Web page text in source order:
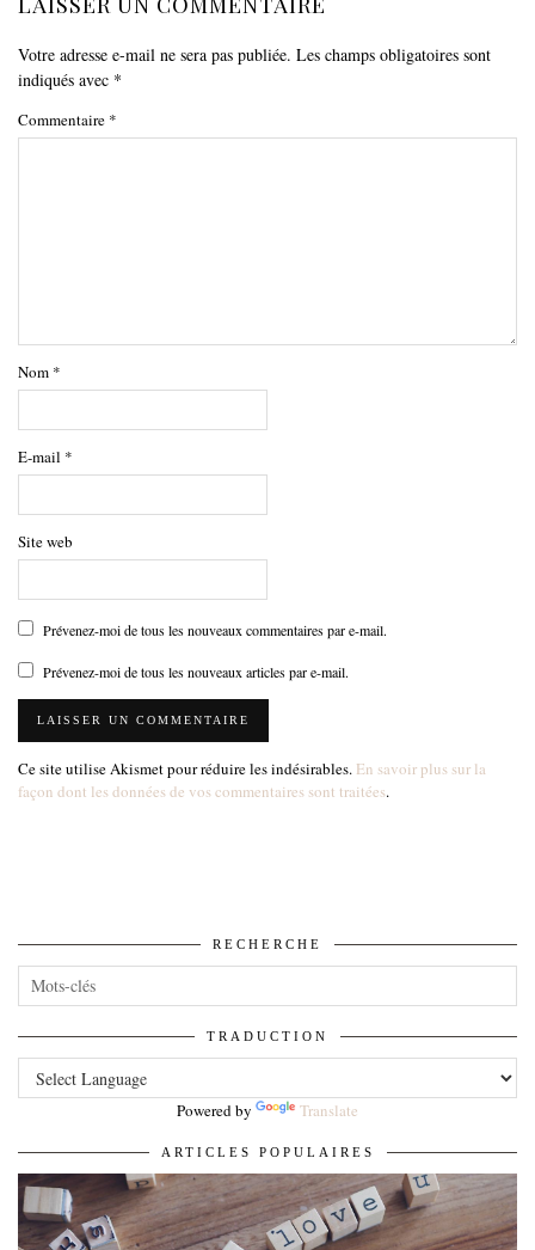
Votre adresse e-mail ne sera pas publiée. Les champs obligatoires sont
indiqués avec *
Commentaire *
Nom *
E-mail *
Site web
Prévenez-moi de tous les nouveaux commentaires par e-mail.
Prévenez-moi de tous les nouveaux articles par e-mail.
Ce site utilise Akismet pour réduire les indésirables. En savoir plus sur la
façon dont les données de vos commentaires sont traitées.
RECHERCHE
TRADUCTION
Powered by Translate
ARTICLES POPULAIRES